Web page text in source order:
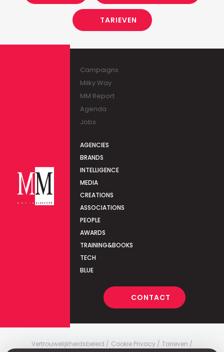
TARIEVEN
Campaigns
Milky Way
MM Report
Agenda
Jobs
AGENCIES
BRANDS
INTELLIGENCE
MEDIA
CREATIONS
ASSOCIATIONS
PEOPLE
AWARDS
TRAINING&BOOKS
TECH
BLUE
CONTACT
Vertrouwelijkheidsbeleid Cookie Privacy
Tarieven